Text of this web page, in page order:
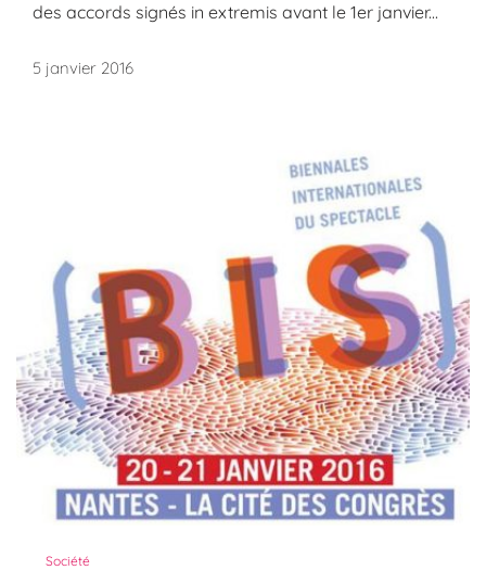
des accords signés in extremis avant le 1er janvier...
5 janvier 2016
Société